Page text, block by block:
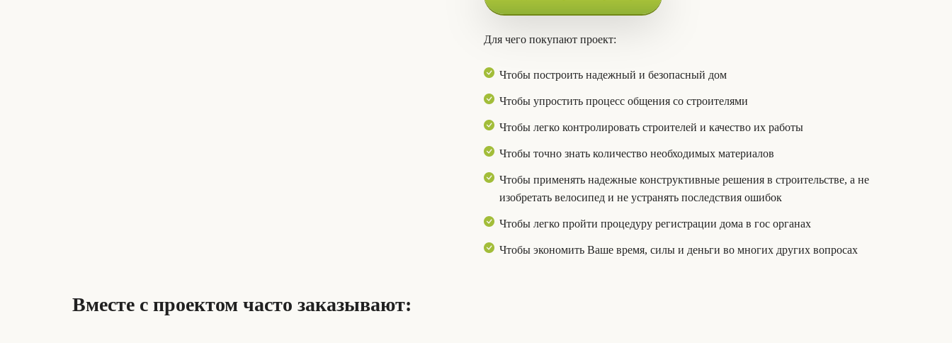
Для чего покупают проект:
Чтобы построить надежный и безопасный дом
Чтобы упростить процесс общения со строителями
Чтобы легко контролировать строителей и качество их работы
Чтобы точно знать количество необходимых материалов
Чтобы применять надежные конструктивные решения в строительстве, а не
изобретать велосипед и не устранять последствия ошибок
Чтобы легко пройти процедуру регистрации дома в гос органах
Чтобы экономить Ваше время, силы и деньги во многих других вопросах
Вместе с проектом часто заказывают: